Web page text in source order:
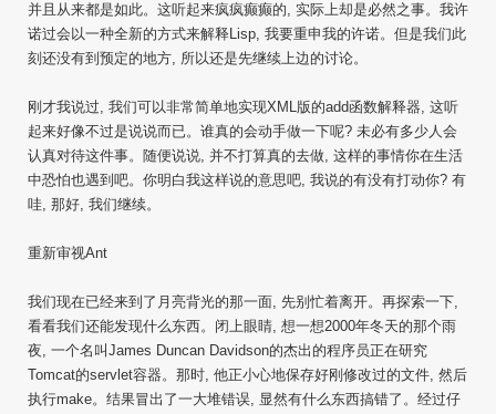
并且从来都是如此。这听起来疯疯癫癫的, 实际上却是必然之事。我许
诺过会以一种全新的方式来解释Lisp, 我要重申我的许诺。但是我们此
刻还没有到预定的地方, 所以还是先继续上边的讨论。
刚才我说过, 我们可以非常简单地实现XML版的add函数解释器, 这听
起来好像不过是说说而已。谁真的会动手做一下呢? 未必有多少人会
认真对待这件事。随便说说, 并不打算真的去做, 这样的事情你在生活
中恐怕也遇到吧。你明白我这样说的意思吧, 我说的有没有打动你? 有
哇, 那好, 我们继续。
重新审视Ant
我们现在已经来到了月亮背光的那一面, 先别忙着离开。再探索一下,
看看我们还能发现什么东西。闭上眼睛, 想一想2000年冬天的那个雨
夜, 一个名叫James Duncan Davidson的杰出的程序员正在研究
Tomcat的servlet容器。那时, 他正小心地保存好刚修改过的文件, 然后
执行make。结果冒出了一大堆错误, 显然有什么东西搞错了。经过仔